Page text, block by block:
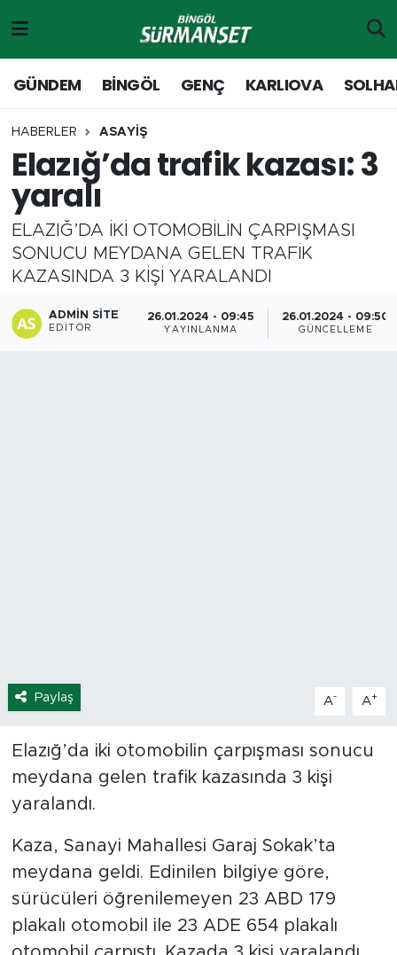
GÜNDEM BİNGÖL GENÇ KARLIOVA
HABERLER ASAYİŞ
Elazığ’da trafik kazası: 3
yaralı
ELAZIĞ’DA İKİ OTOMOBİLİN ÇARPIŞMASI
SONUCU MEYDANA GELEN TRAFİK
KAZASINDA 3 KİŞİ YARALANDI
ADMIN SITE
EDITÖR
26.01.2024 - 09:45
YAYINLANMA
26.01.2024 - 09:50
GÜNCELLEME
Paylaş A- A+
Elazığ’da iki otomobilin çarpışması sonucu
meydana gelen trafik kazasında 3 kişi
yaralandı.
Kaza, Sanayi Mahallesi Garaj Sokak’ta
meydana geldi. Edinilen bilgiye göre,
sürücüleri öğrenilemeyen 23 ABD 179
plakalı otomobil ile 23 ADE 654 plakalı
Genç
Solhan
Karlıova
Adaklı-Kiğı
Tavz Der
Bingöl Kaza Haberleri
Merkez Hava Durumu
Merkez Trafik Yoğunluk Haritası
Süper Lig Puan Durumu ve Fikstür
Tüm Manşetler